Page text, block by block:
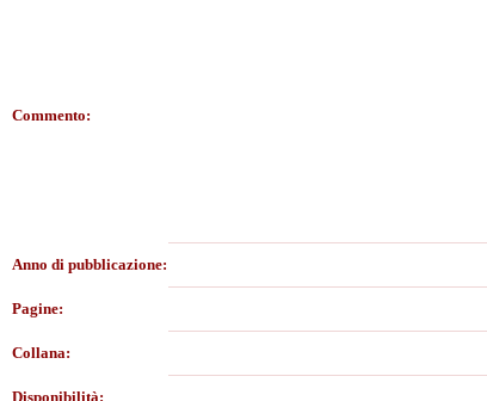
Commento:
Anno di pubblicazione:
Pagine:
Collana:
Disponibilità: